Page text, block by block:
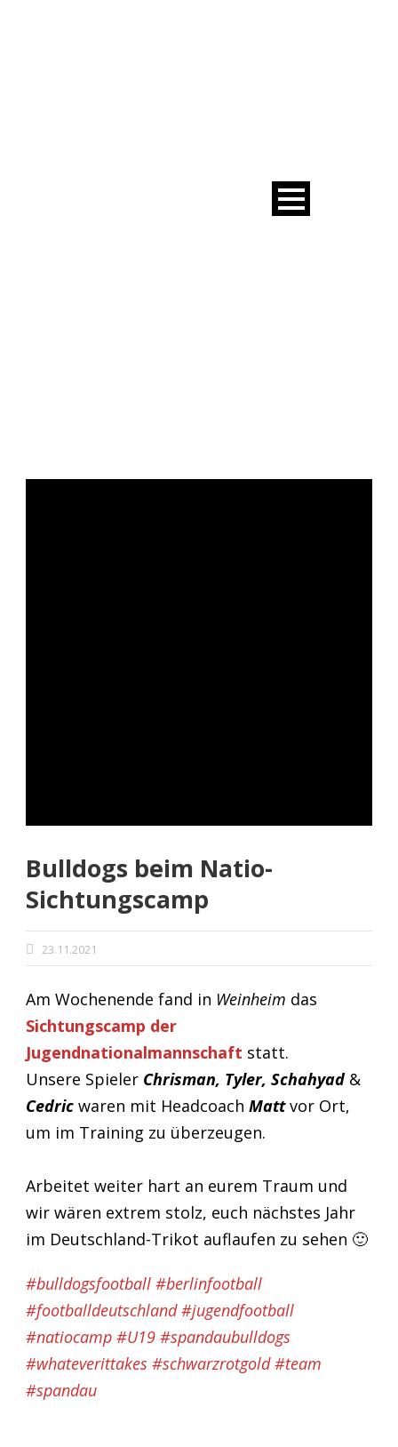
Bulldogs beim Natio-
Sichtungscamp
23.11.2021
Am Wochenende fand in Weinheim das
Sichtungscamp der
Jugendnationalmannschaft statt.
Unsere Spieler Chrisman, Tyler, Schahyad &
Cedric waren mit Headcoach Mattvor Ort,
um im Training zu überzeugen.
Arbeitet weiter hart an eurem Traum und
wir wären extrem stolz, euch nächstes Jahr
im Deutschland-Trikot auflaufen zu sehen 🙂
#bulldogsfootball #berlinfootball
#footballdeutschland #jugendfootball
#natiocamp #U19 #spandaubulldogs
#whateverittakes #schwarzrotgold #team
#spandau